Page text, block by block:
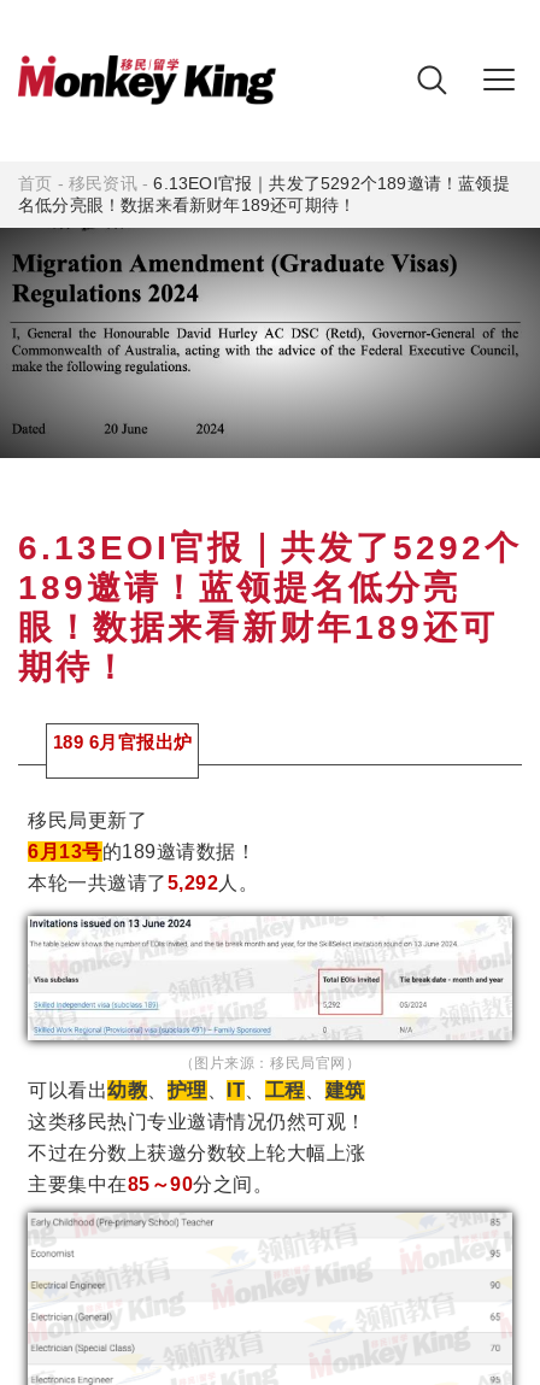
首页 -移民资讯-6.13EOI官报｜共发了5292个189邀请！蓝领提
名低分亮眼！数据来看新财年189还可期待！
6.13EOI官报｜共发了5292个
189邀请！蓝领提名低分亮
眼！数据来看新财年189还可
期待！
189 6月官报出炉
移民局更新了
6月13号的189邀请数据！
本轮一共邀请了5,292 人。
（图片来源：移民局官网）
可以看出幼教 护理 IT 工程
建筑
这类移民热门专业邀请情况仍然可观！
不过在分数上获邀分数较上轮大幅上涨
主要集中在85～90分之间。